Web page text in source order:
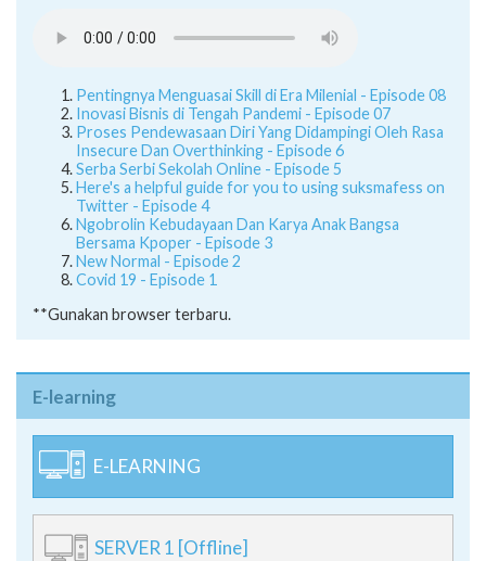
Pentingnya Menguasai Skill di Era Milenial - Episode 08
Inovasi Bisnis di Tengah Pandemi - Episode 07
Proses Pendewasaan Diri Yang Didampingi Oleh Rasa
Insecure Dan Overthinking - Episode 6
Serba Serbi Sekolah Online - Episode 5
Here's a helpful guide for you to using suksmafess on
Twitter - Episode 4
Ngobrolin Kebudayaan Dan Karya Anak Bangsa
Bersama Kpoper - Episode 3
New Normal - Episode 2
Covid 19 - Episode 1
**Gunakan browser terbaru.
E-learning
E-LEARNING
SERVER 1 [Offline]